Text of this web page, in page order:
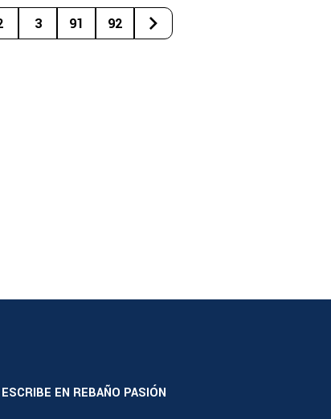
3 91 92
ESCRIBE EN REBAÑO PASIÓN